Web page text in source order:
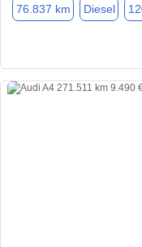
76.837 km Diesel